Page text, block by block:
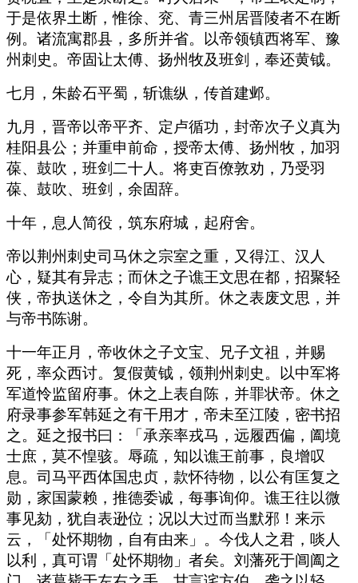
于是依界土断，惟徐、兖、青三州居晋陵者不在断
例。诸流寓郡县，多所并省。以帝领镇西将军、豫
州刺史。帝固让太傅、扬州牧及班剑，奉还黄钺。
七月，朱龄石平蜀，斩谯纵，传首建邺。
九月，晋帝以帝平齐、定卢循功，封帝次子义真为
桂阳县公；并重申前命，授帝太傅、扬州牧，加羽
葆、鼓吹，班剑二十人。将吏百僚敦劝，乃受羽
葆、鼓吹、班剑，余固辞。
十年，息人简役，筑东府城，起府舍。
帝以荆州刺史司马休之宗室之重，又得江、汉人
心，疑其有异志；而休之子谯王文思在都，招聚轻
侠，帝执送休之，令自为其所。休之表废文思，并
与帝书陈谢。
十一年正月，帝收休之子文宝、兄子文祖，并赐
死，率众西讨。复假黄钺，领荆州刺史。以中军将
军道怜监留府事。休之上表自陈，并罪状帝。休之
府录事参军韩延之有干用才，帝未至江陵，密书招
之。延之报书曰：「承亲率戎马，远履西偏，阖境
士庶，莫不惶骇。辱疏，知以谯王前事，良增叹
息。司马平西体国忠贞，款怀待物，以公有匡复之
勋，家国蒙赖，推德委诚，每事询仰。谯王往以微
事见劾，犹自表逊位；况以大过而当默邪！来示
云，「处怀期物，自有由来」。今伐人之君，啖人
以利，真可谓「处怀期物」者矣。刘藩死于阊阖之